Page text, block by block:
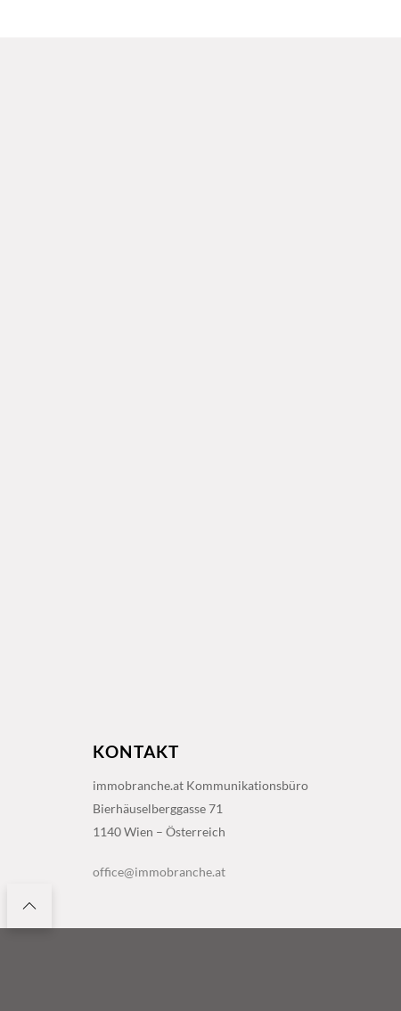
KONTAKT
immobranche.at Kommunikationsbüro
Bierhäuselberggasse 71
1140 Wien – Österreich
office@immobranche.at